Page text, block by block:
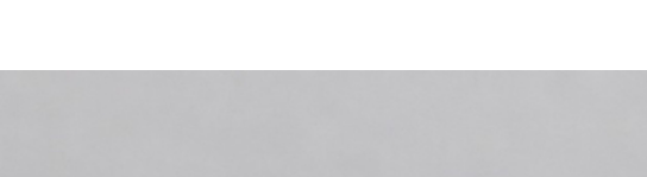
achteropkomend verkeer waarschuwing bewaakt de afstand tot